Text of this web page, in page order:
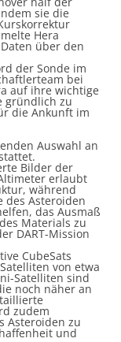
sie die
Hera
über den
der Sonde im
bei
auf ihre wichtige
gründlich zu
die Ankunft im
Auswahl an
Bilder der
erlaubt
während
des Asteroiden
das Ausmaß
Materials zu
DART-Mission
CubeSats
von etwa
Satelliten sind
noch näher an
zudem
Asteroiden zu
und